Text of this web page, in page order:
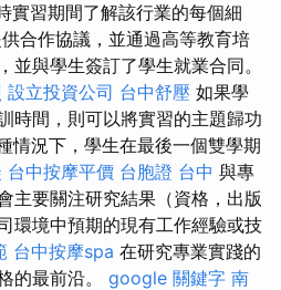
實習期間了解該行業的每個細
合作協議，並通過高等教育培
並與學生簽訂了學生就業合同。
設立投資公司 台中舒壓 如果學
時間，則可以將實習的主題歸功
情況下，學生在最後一個雙學期
台中按摩平價 台胞證 台中 與專
主要關注研究結果（資格，出版
環境中預期的現有工作經驗或技
台中按摩spa 在研究專業實踐的
的最前沿。 google 關鍵字 南